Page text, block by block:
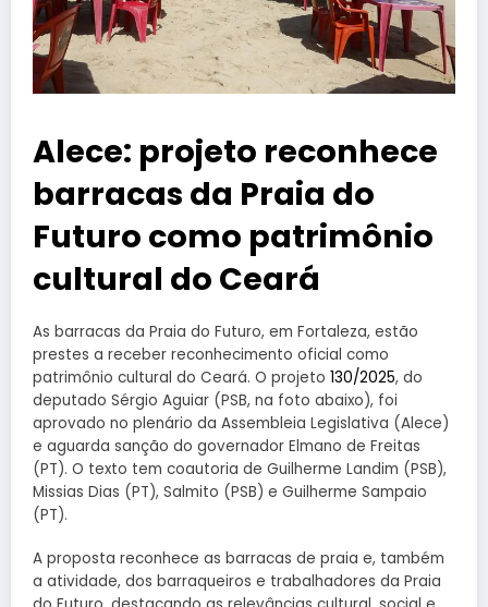
Alece: projeto reconhece
barracas da Praia do
Futuro como patrimônio
cultural do Ceará
As barracas da Praia do Futuro, em Fortaleza, estão
prestes a receber reconhecimento oficial como
patrimônio cultural do Ceará. O projeto 130/2025, do
deputado Sérgio Aguiar (PSB, na foto abaixo), foi
aprovado no plenário da Assembleia Legislativa (Alece)
e aguarda sanção do governador Elmano de Freitas
(PT). O texto tem coautoria de Guilherme Landim (PSB),
Missias Dias (PT), Salmito (PSB) e Guilherme Sampaio
(PT).
A proposta reconhece as barracas de praia e, também
a atividade, dos barraqueiros e trabalhadores da Praia